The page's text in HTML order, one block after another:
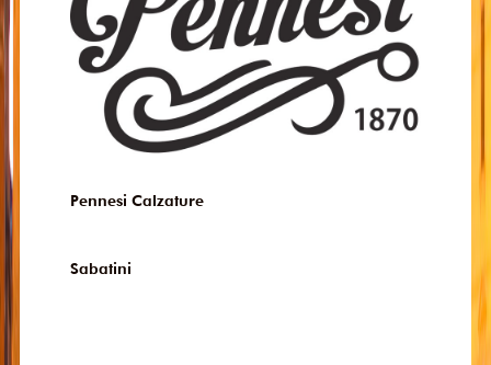
Pennesi Calzature
Sabatini